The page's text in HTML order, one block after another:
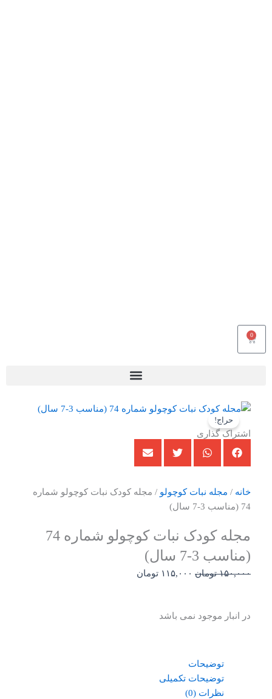
0
سبد
خرید
خانه / مجله نبات کوچولو / مجله کودک نبات کوچولو شماره
74 (مناسب 3-7 سال)
مجله کودک نبات کوچولو شماره 74
(مناسب 3-7 سال)
۱۵۰,۰۰۰ تومان قیمت
بود.
۱۱۵,۰۰۰ تومان
در انبار موجود نمی باشد
حراج!
اشتراک گذاری
توضیحات
توضیحات تکمیلی
نظرات (0)